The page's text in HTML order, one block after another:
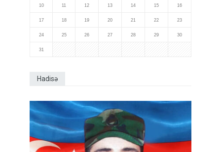
10 11 12 13 14 15 16
17 18 19 20 21 22 23
24 25 26 27 28 29 30
31
Hadisə